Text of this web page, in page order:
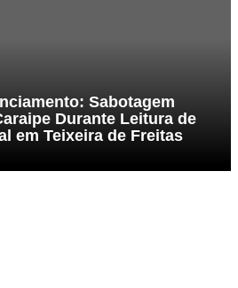
Sabotagem
Durante Leitura de
em Teixeira de Freitas